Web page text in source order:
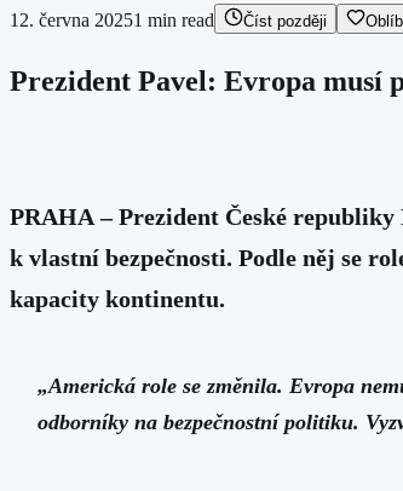
12. června 20251 min read Číst později
Prezident Pavel: Evropa musí
PRAHA – Prezident České republiky
k vlastní bezpečnosti. Podle něj se
kapacity kontinentu.
„Americká role se změnila. Evropa
odborníky na bezpečnostní politiku.